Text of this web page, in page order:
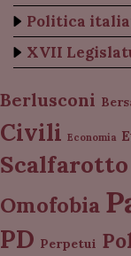
Politica
XVII
Berlusconi
Civili Economia
Scalfarotto
Omofobia
PD Perpetui